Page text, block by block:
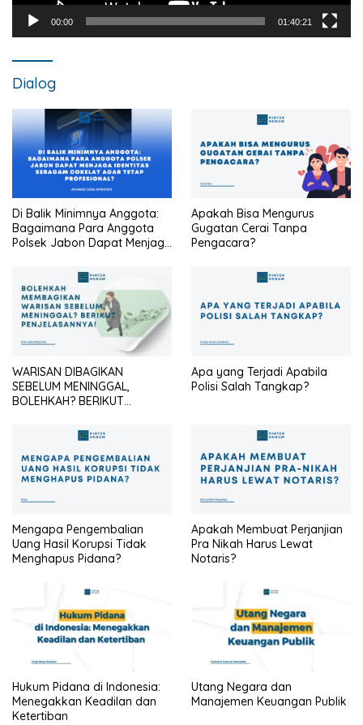
00:00 01:40:21
Dialog
Di Balik Minimnya Anggota:
Bagaimana Para Anggota
Polsek Jabon Dapat Menjaga
Agar Tetap Profesional?
Apakah Bisa Mengurus
Gugatan Cerai Tanpa
Pengacara?
WARISAN DIBAGIKAN
SEBELUM MENINGGAL,
BOLEHKAH? BERIKUT
Apa yang Terjadi Apabila
Polisi Salah Tangkap?
Mengapa Pengembalian
Uang Hasil Korupsi Tidak
Menghapus Pidana?
Apakah Membuat Perjanjian
Pra Nikah Harus Lewat
Notaris?
Hukum Pidana di Indonesia:
Menegakkan Keadilan dan
Ketertiban
Utang Negara dan
Manajemen Keuangan Publik